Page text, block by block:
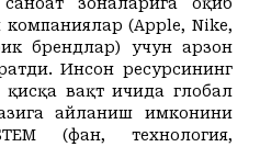
зоналарига оқиб
(Apple, Nike,
брендлар) учун арзон
Инсон ресурсининг
вақт ичида глобал
айланиш имконини
(фан, технология,